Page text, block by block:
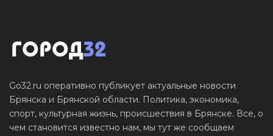
Go32.ru оперативно публикует актуальные новости
Брянска и Брянской области. Политика, экономика,
спорт, культурная жизнь, происшествия в Брянске. Все, о
чем становится известно нам, мы тут же сообщаем